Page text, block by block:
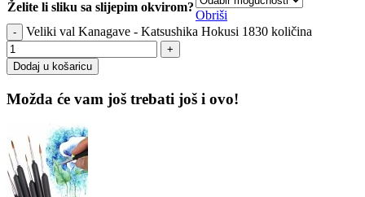
Želite li sliku sa slijepim okvirom?
Obriši
Veliki val Kanagave - Katsushika Hokusi 1830 količina
Dodaj u košaricu
Možda će vam još trebati još i ovo!